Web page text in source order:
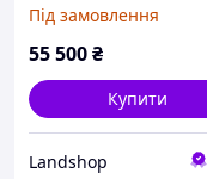
Під замовлення
55 500₴
Купити
Landshop